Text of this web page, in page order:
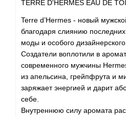
TERRE D'HERMES EAU DE
Terre d’Hermes - новый
благодаря слиянию
моды и особого
Создатели воплотили в
современного мужчины
из апельсина, грейпфрута и
заряжает энергией и дарит
себе.
Внутреннюю силу аромата
Brecourt
Brioni
Britney Spears
Brooks Brothers